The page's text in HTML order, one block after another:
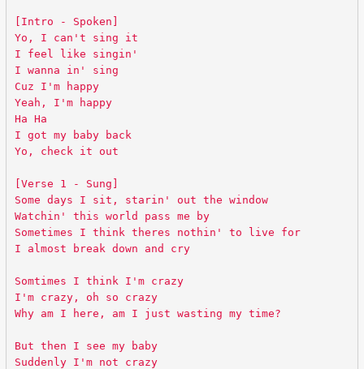
[Intro - Spoken]
Yo, I can't sing it
I feel like singin'
I wanna in' sing
Cuz I'm happy
Yeah, I'm happy
Ha Ha
I got my baby back
Yo, check it out
[Verse 1 - Sung]
Some days I sit, starin' out the window
Watchin' this world pass me by
Sometimes I think theres nothin' to live for
I almost break down and cry
Somtimes I think I'm crazy
I'm crazy, oh so crazy
Why am I here, am I just wasting my time?
But then I see my baby
Suddenly I'm not crazy